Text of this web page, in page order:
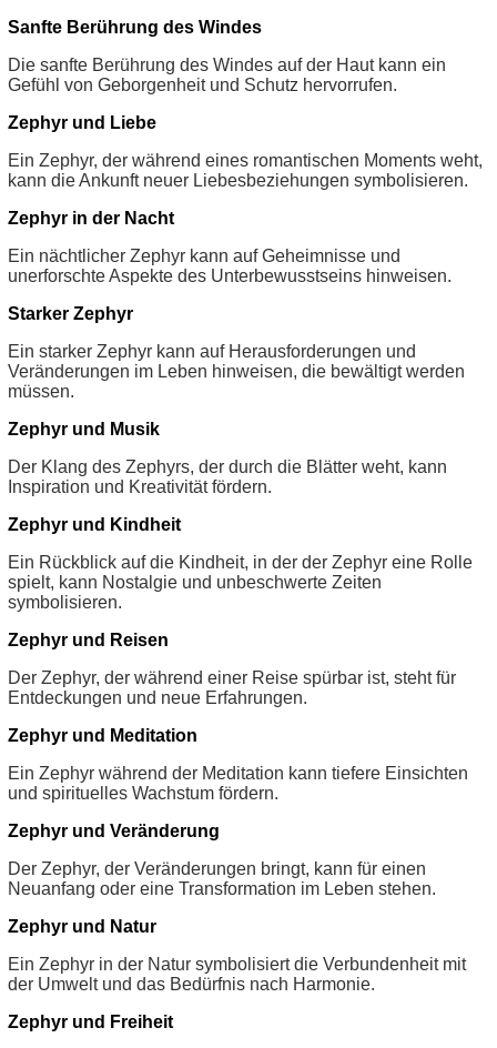
Sanfte Berührung des Windes
Die sanfte Berührung des Windes auf der Haut kann ein
Gefühl von Geborgenheit und Schutz hervorrufen.
Zephyr und Liebe
Ein Zephyr, der während eines romantischen Moments weht,
kann die Ankunft neuer Liebesbeziehungen symbolisieren.
Zephyr in der Nacht
Ein nächtlicher Zephyr kann auf Geheimnisse und
unerforschte Aspekte des Unterbewusstseins hinweisen.
Starker Zephyr
Ein starker Zephyr kann auf Herausforderungen und
Veränderungen im Leben hinweisen, die bewältigt werden
müssen.
Zephyr und Musik
Der Klang des Zephyrs, der durch die Blätter weht, kann
Inspiration und Kreativität fördern.
Zephyr und Kindheit
Ein Rückblick auf die Kindheit, in der der Zephyr eine Rolle
spielt, kann Nostalgie und unbeschwerte Zeiten
symbolisieren.
Zephyr und Reisen
Der Zephyr, der während einer Reise spürbar ist, steht für
Entdeckungen und neue Erfahrungen.
Zephyr und Meditation
Ein Zephyr während der Meditation kann tiefere Einsichten
und spirituelles Wachstum fördern.
Zephyr und Veränderung
Der Zephyr, der Veränderungen bringt, kann für einen
Neuanfang oder eine Transformation im Leben stehen.
Zephyr und Natur
Ein Zephyr in der Natur symbolisiert die Verbundenheit mit
der Umwelt und das Bedürfnis nach Harmonie.
Zephyr und Freiheit